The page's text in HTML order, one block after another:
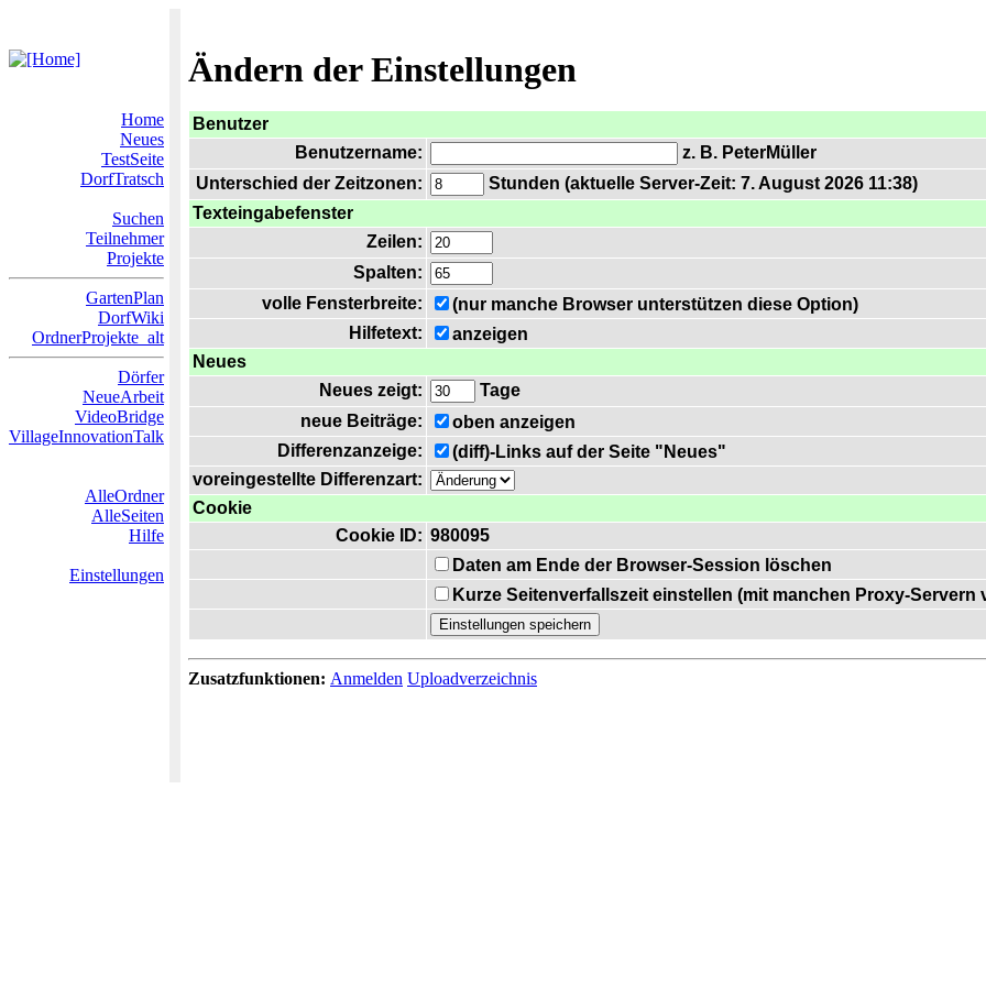
Ändern der Einstellungen
Home
Neues
TestSeite
DorfTratsch
Suchen
Teilnehmer
Projekte
GartenPlan
DorfWiki
OrdnerProjekte_alt
Dörfer
NeueArbeit
VideoBridge
VillageInnovationTalk
AlleOrdner
AlleSeiten
Hilfe
Einstellungen
Benutzer
Benutzername:
z. B. PeterMüller
Unterschied der Zeitzonen:
Stunden (aktuelle Server-Zeit: 7. August 2026 11:38)
Texteingabefenster
Zeilen:
Spalten:
volle Fensterbreite:
(nur manche Browser unterstützen diese Option)
Hilfetext:
anzeigen
Neues
Neues zeigt:
Tage
neue Beiträge:
oben anzeigen
Differenzanzeige:
(diff)-Links auf der Seite "Neues"
voreingestellte Differenzart:
Cookie
Cookie ID: 980095
Daten am Ende der Browser-Session löschen
Kurze Seitenverfallszeit einstellen (mit manchen Proxy-Servern
Zusatzfunktionen: Anmelden Uploadverzeichnis